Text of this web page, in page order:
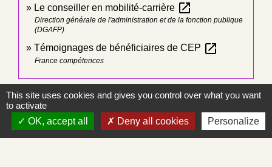
Le conseiller en mobilité-carrière open_in_new
Direction générale de l'administration et de la fonction publique
(DGAFP)
Témoignages de bénéficiaires de CEP open_in_new
France compétences
Signaler une erreur sur cette page
This site uses cookies and gives you control over what you want
to activate
OK, accept all
Deny all cookies Personalize